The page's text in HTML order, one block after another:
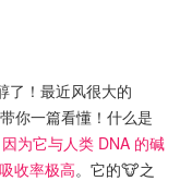
了！最近风很大的
你一篇看懂！什么是
因为它与人类 DNA 的碱
收率极高。它的🐮之